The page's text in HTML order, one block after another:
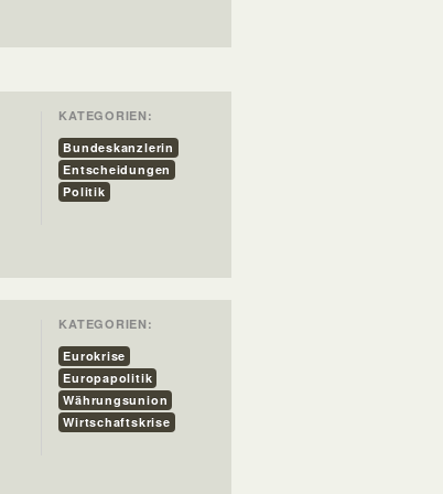
KATEGORIEN:
Bundeskanzlerin
Entscheidungen
Politik
KATEGORIEN:
Eurokrise
Europapolitik
Währungsunion
Wirtschaftskrise